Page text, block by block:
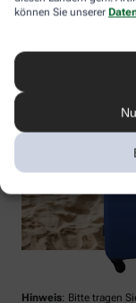
können Sie unserer
Hinweis: Bitte tragen